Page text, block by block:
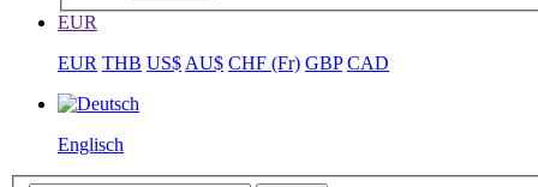
EUR
EUR THB US$ AU$ CHF (Fr) GBP CAD
Englisch